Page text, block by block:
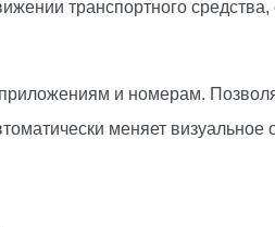
транспортного
и номерам.
меняет